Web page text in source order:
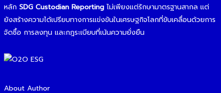
หลัก SDG Custodian Reporting ไม่เพียงแต่รักษามาตรฐานสากล แต่
ยังสร้างความได้เปรียบทางการแข่งขันในเศรษฐกิจโลกที่ขับเคลื่อนด้วยการ
จัดซื้อ การลงทุน และกฎระเบียบที่เน้นความยั่งยืน
About Author